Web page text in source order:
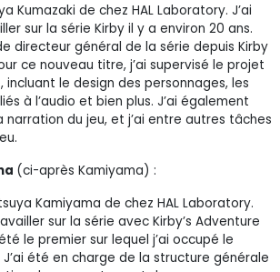
Kumazaki de chez HAL Laboratory. J’ai
sur la série Kirby il y a environ 20 ans.
directeur général de la série depuis Kirby
ce nouveau titre, j’ai supervisé le projet
incluant le design des personnages, les
à l’audio et bien plus. J’ai également
du jeu, et j’ai entre autres tâches
(ci-après Kamiyama) :
Kamiyama de chez HAL Laboratory.
sur la série avec Kirby’s Adventure
le premier sur lequel j’ai occupé le
été en charge de la structure générale